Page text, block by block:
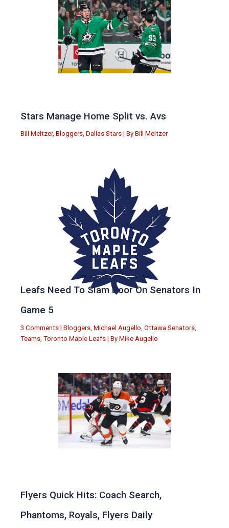
Stars Manage Home Split vs. Avs
Bill Meltzer, Bloggers, Dallas Stars | By Bill Meltzer
Leafs Need To Slam Door On Senators In
Game 5
3 Comments | Bloggers Michael Augello Ottawa Senators
Teams Toronto Maple Leafs | By Mike Augello
Flyers Quick Hits: Coach Search,
Phantoms, Royals, Flyers Daily